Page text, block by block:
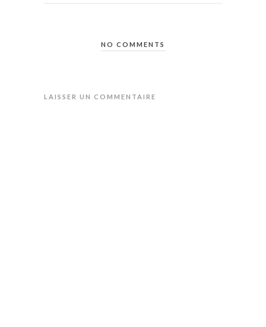
NO COMMENTS
LAISSER UN COMMENTAIRE